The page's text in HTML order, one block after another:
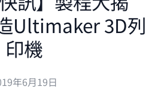
Ultimaker 3D列
印機
年6月19日